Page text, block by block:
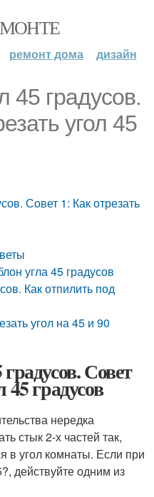
ремонт дома дизайн
45 градусов.
угол 45
Совет 1: Как отрезать
угла 45 градусов
Как отпилить под
угол на 45 и 90
Совет
45 градусов
нередка
стык 2-х частей так,
в угол комнаты. Если при
действуйте одним из